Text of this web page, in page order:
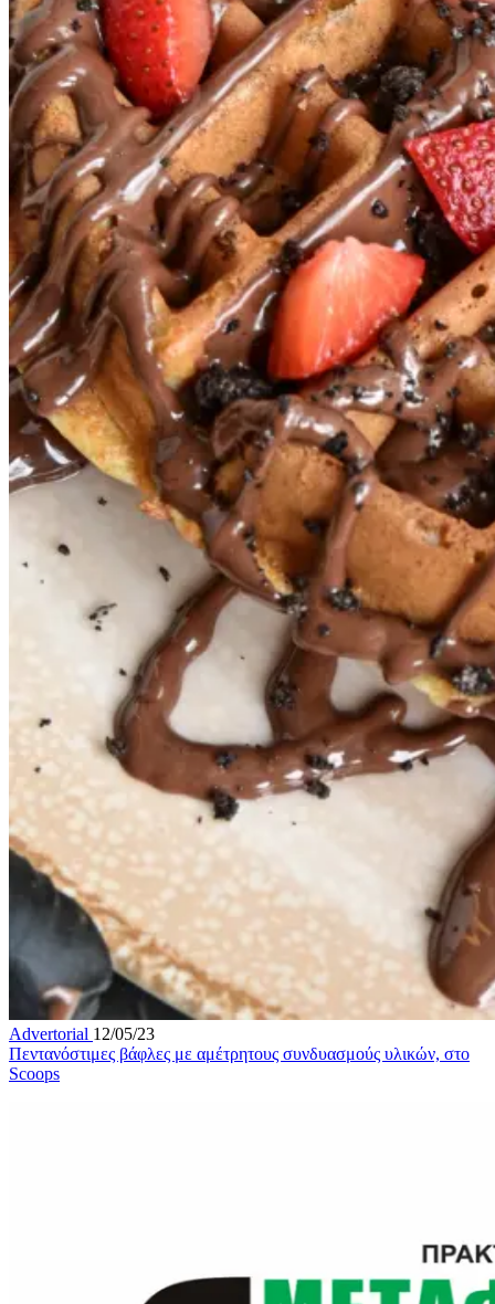
Advertorial 12/05/23
Πεντανόστιμες βάφλες με αμέτρητους συνδυασμούς υλικών, στο
Scoops